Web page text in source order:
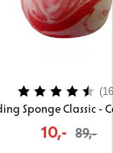
10,- 89,-
Karakter: